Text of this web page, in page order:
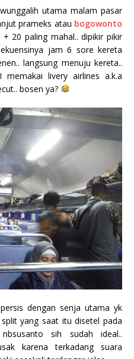
utama malam pasar
prameks atau bogowonto
20 paling mahal.. dipikir pikir
jam 6 sore kereta
langsung menuju kereta..
livery airlines a.k.a
bosen ya?
dengan senja utama yk
yang saat itu disetel pada
sih sudah ideal..
karena terkadang suara